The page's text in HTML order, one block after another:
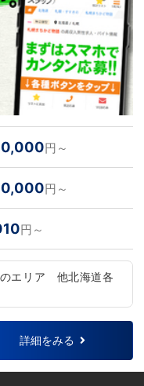
円～
円～
円～
エリア 他北海道各
詳細をみる